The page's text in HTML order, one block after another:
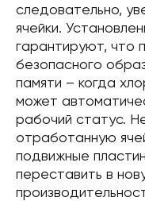
следовательно,
ячейки.
гарантируют, что
безопасного
памяти – когда
может
рабочий статус.
отработанную
подвижные
переставить в